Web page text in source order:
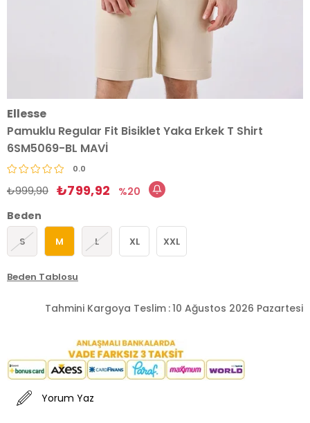
Ellesse
Pamuklu Regular Fit Bisiklet Yaka Erkek T Shirt
6SM5069-BL MAVİ
0.0
₺999,90 ₺799,92
20
Beden
S M L XL XXL
Beden Tablosu
Tahmini Kargoya Teslim :10 Ağustos 2026 Pazartesi
Yorum Yaz